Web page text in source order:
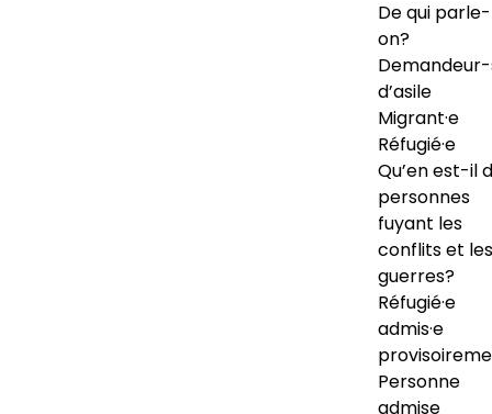
De qui
on?
d’asile
Migrant·e
Réfugié·e
Qu’en est-il
personnes
fuyant les
conflits et les
guerres?
Réfugié·e
admis·e
Personne
admise